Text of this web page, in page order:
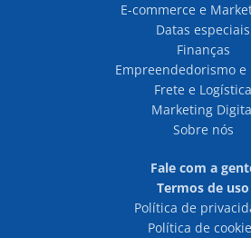
E-commerce e
Datas especiais
Finanças
Empreendedorismo e
Frete e Logística
Marketing
Sobre nós
Fale com a
Termos de uso
Política de
Política de